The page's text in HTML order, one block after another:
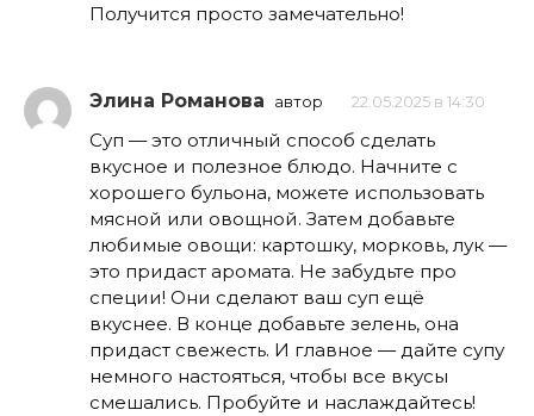
Получится просто замечательно!
Элина Романова автор 22.05.2025 в 14:30
Суп — это отличный способ сделать
вкусное и полезное блюдо. Начните с
хорошего бульона, можете использовать
мясной или овощной. Затем добавьте
любимые овощи: картошку, морковь, лук —
это придаст аромата. Не забудьте про
специи! Они сделают ваш суп ещё
вкуснее. В конце добавьте зелень, она
придаст свежесть. И главное — дайте супу
немного настояться, чтобы все вкусы
смешались. Пробуйте и наслаждайтесь!